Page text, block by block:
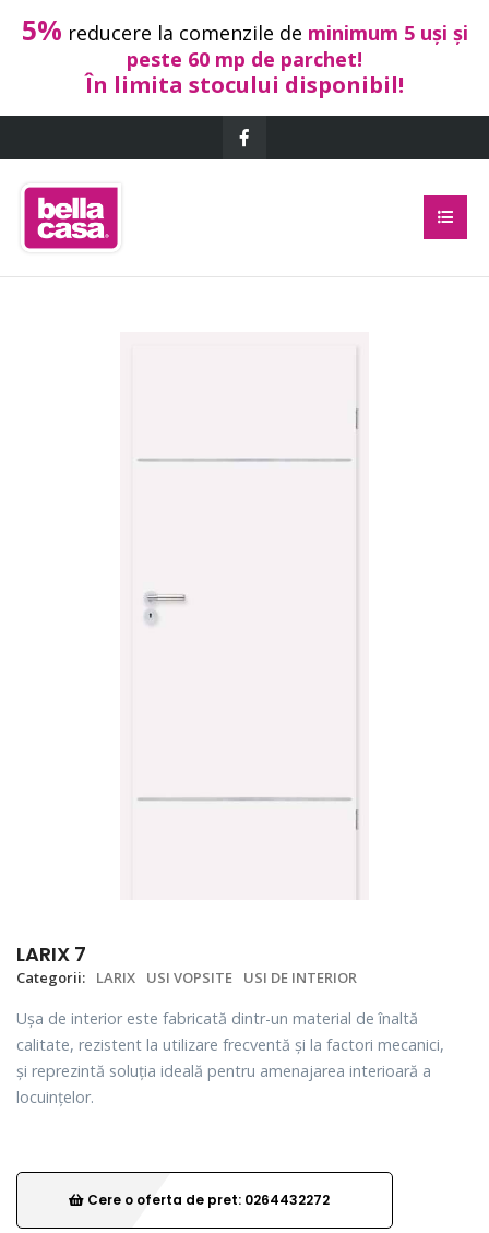
5% reducere la comenzile de minimum 5 uși și
peste 60 mp de parchet!
În limita stocului disponibil!
LARIX 7
Categorii: LARIX USI VOPSITE USI DE INTERIOR
Ușa de interior este fabricată dintr-un material de înaltă
calitate, rezistent la utilizare frecventă și la factori mecanici,
și reprezintă soluția ideală pentru amenajarea interioară a
locuințelor.
Cere o oferta de pret: 0264432272